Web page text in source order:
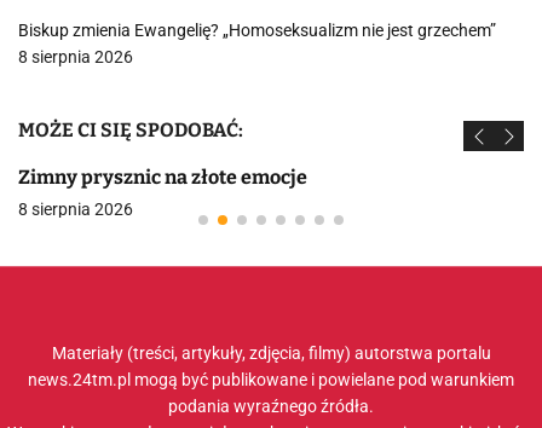
Biskup zmienia Ewangelię? „Homoseksualizm nie jest grzechem”
8 sierpnia 2026
MOŻE CI SIĘ SPODOBAĆ:
Zimny prysznic na złote emocje
8 sierpnia 2026
Materiały (treści, artykuły, zdjęcia, filmy) autorstwa portalu
news.24tm.pl mogą być publikowane i powielane pod warunkiem
podania wyraźnego źródła.